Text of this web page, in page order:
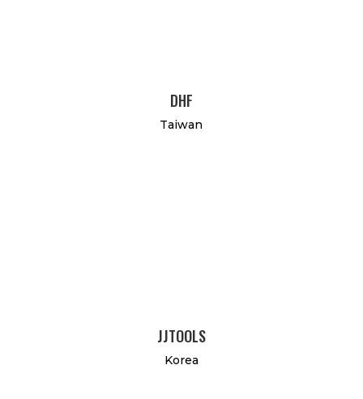
DHF
Taiwan
JJTOOLS
Korea